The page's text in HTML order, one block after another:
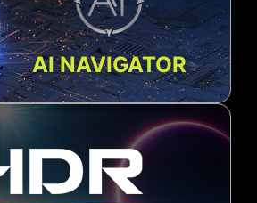
AI NAVIGATOR